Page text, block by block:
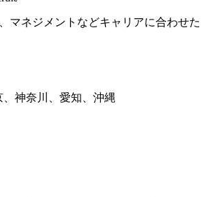
マネジメントなどキャリアに合わせた
神奈川、愛知、沖縄